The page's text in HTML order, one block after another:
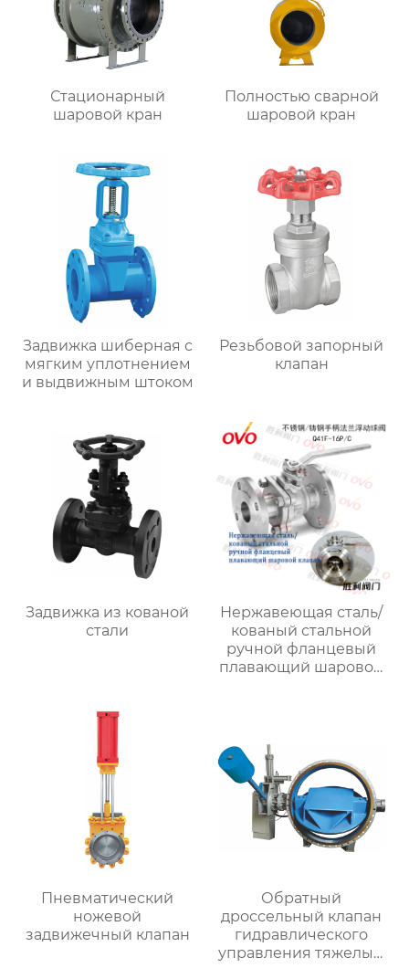
Стационарный
шаровой кран
Полностью сварной
шаровой кран
Задвижка шиберная с
мягким уплотнением
и выдвижным штоком
Резьбовой запорный
клапан
Задвижка из кованой
стали
Нержавеющая сталь/
кованый стальной
ручной фланцевый
плавающий шаровой
Пневматический
ножевой
задвижечный клапан
Обратный
дроссельный клапан
гидравлического
управления тяжелым